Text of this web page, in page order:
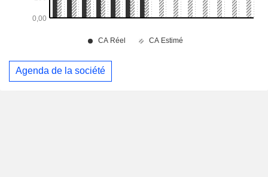
Agenda de la société